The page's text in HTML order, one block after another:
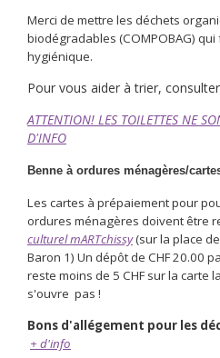
Merci de mettre les déchets
biodégradables (COMPOBAG)
hygiénique.
Pour vous aider à trier,
ATTENTION! LES TOILETTES NE
D'INFO
Benne à ordures ménagères/
Les cartes à prépaiement pour
ordures ménagères doivent être
culturel mARTchissy(sur la place
Baron 1) Un dépôt de CHF 20.00
reste moins de 5 CHF sur la carte
s'ouvre pas !
Bons d'allégement pour les
+ d'info